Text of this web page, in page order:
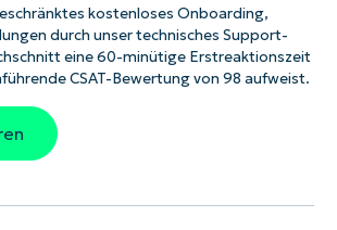
Endpunkte
und
können
so
leisten.
Management,
Geräteeinrichtung
und
-
und
kostenloses Onboarding,
durch unser technisches Support-
eine 60-minütige Erstreaktionszeit
CSAT-Bewertung von 98 aufweist.